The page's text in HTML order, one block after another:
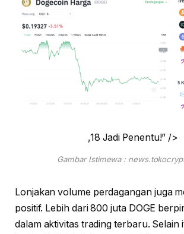
,18 Jadi Penentu!” />
Gambar Istimewa :
Lonjakan volume perdagangan juga
positif. Lebih dari 800 juta DOGE
dalam aktivitas trading terbaru. Selain